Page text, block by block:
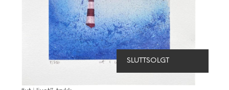
SLUTTSOLGT